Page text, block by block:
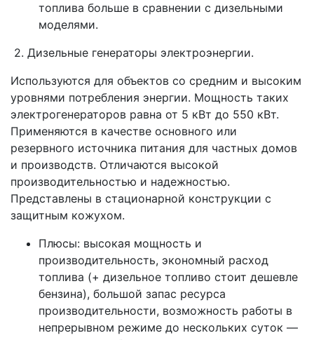
топлива больше в сравнении с дизельными
моделями.
2. Дизельные генераторы электроэнергии.
Используются для объектов со средним и высоким
уровнями потребления энергии. Мощность таких
электрогенераторов равна от 5 кВт до 550 кВт.
Применяются в качестве основного или
резервного источника питания для частных домов
и производств. Отличаются высокой
производительностью и надежностью.
Представлены в стационарной конструкции с
защитным кожухом.
Плюсы: высокая мощность и
производительность, экономный расход
топлива (+ дизельное топливо стоит дешевле
бензина), большой запас ресурса
производительности, возможность работы в
непрерывном режиме до нескольких суток —